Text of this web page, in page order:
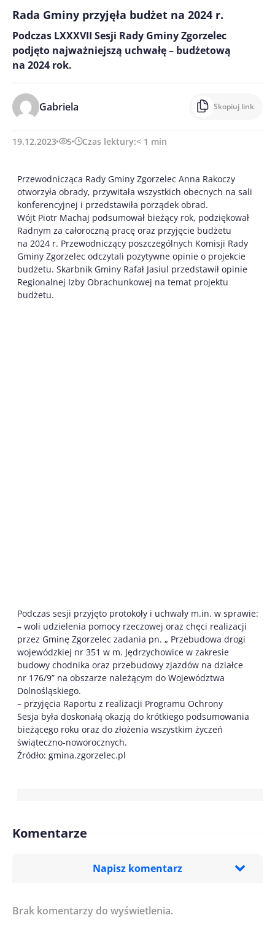
Rada Gminy przyjęła budżet na 2024 r.
Podczas LXXXVII Sesji Rady Gminy Zgorzelec
podjęto najważniejszą uchwałę – budżetową
na 2024 rok.
Gabriela Skopiuj link
19.12.2023 5 Czas lektury:< 1 min
Przewodnicząca Rady Gminy Zgorzelec Anna Rakoczy
otworzyła obrady, przywitała wszystkich obecnych na sali
konferencyjnej i przedstawiła porządek obrad.
Wójt Piotr Machaj podsumował bieżący rok, podziękował
Radnym za całoroczną pracę oraz przyjęcie budżetu
na 2024 r. Przewodniczący poszczególnych Komisji Rady
Gminy Zgorzelec odczytali pozytywne opinie o projekcie
budżetu. Skarbnik Gminy Rafał Jasiul przedstawił opinie
Regionalnej Izby Obrachunkowej na temat projektu
budżetu.
Podczas sesji przyjęto protokoły i uchwały m.in. w sprawie:
– woli udzielenia pomocy rzeczowej oraz chęci realizacji
przez Gminę Zgorzelec zadania pn. „ Przebudowa drogi
wojewódzkiej nr 351 w m. Jędrzychowice w zakresie
budowy chodnika oraz przebudowy zjazdów na działce
nr 176/9” na obszarze należącym do Województwa
Dolnośląskiego.
– przyjęcia Raportu z realizacji Programu Ochrony
Sesja była doskonałą okazją do krótkiego podsumowania
bieżącego roku oraz do złożenia wszystkim życzeń
świąteczno-noworocznych.
Źródło: gmina.zgorzelec.pl
Komentarze
Napisz komentarz
Imię/ Nick*
Brak komentarzy do wyświetlenia.